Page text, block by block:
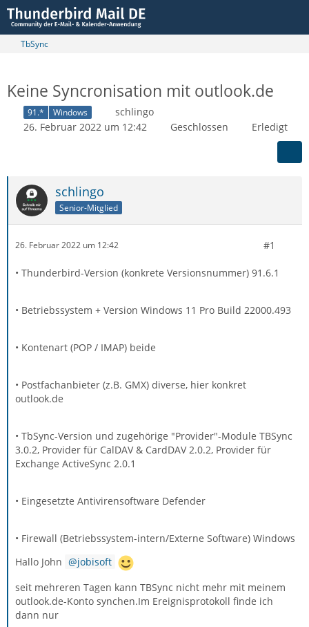
TbSync
Keine Syncronisation mit outlook.de
91.* Windows
schlingo
26. Februar 2022 um 12:42
Geschlossen Erledigt
schlingo
Senior-Mitglied
26. Februar 2022 um 12:42 #1
• Thunderbird-Version (konkrete Versionsnummer) 91.6.1
• Betriebssystem + Version Windows 11 Pro Build 22000.493
• Kontenart (POP / IMAP) beide
• Postfachanbieter (z.B. GMX) diverse, hier konkret
outlook.de
• TbSync-Version und zugehörige "Provider"-Module TBSync
3.0.2, Provider für CalDAV & CardDAV 2.0.2, Provider für
Exchange ActiveSync 2.0.1
• Eingesetzte Antivirensoftware Defender
• Firewall (Betriebssystem-intern/Externe Software) Windows
Hallo John
jobisoft
seit mehreren Tagen kann TBSync nicht mehr mit meinem
outlook.de-Konto synchen.Im Ereignisprotokoll finde ich
dann nur